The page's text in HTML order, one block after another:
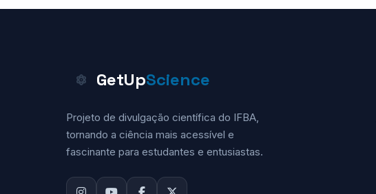
GetUpScience
Projeto de divulgação científica do IFBA,
tornando a ciência mais acessível e
fascinante para estudantes e entusiastas.